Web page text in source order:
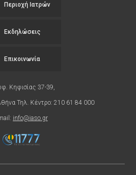
Περιοχή Ιατρών
Εκδηλώσεις
Κηφισίας 37-39,
Τηλ. Κέντρο: 210 61 84 000
info@iaso.gr
Επικοινωνία